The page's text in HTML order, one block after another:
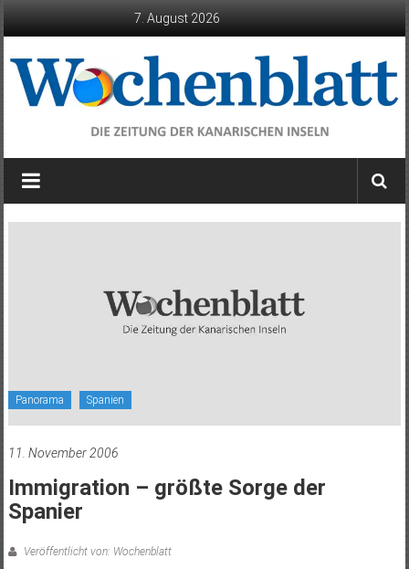
7. August 2026
Wochenblatt
die
Panorama Spanien
11. November 2006
Immigration – größte Sorge der
Spanier
Veröffentlicht von: Wochenblatt